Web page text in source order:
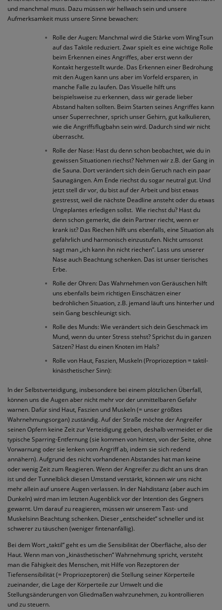
und manchmal muss. Dazu müssen wir hellwach sein und unsere
Aufmerksamkeit muss unsere Sinne bewachen:
Rolle der Augen: Manchmal wird die Stärke vom WingTsun
auf das Taktile reduziert. Zwar spielt es eine wichtige Rolle
beim Erkennen eines Angriffes, aber erst wenn der
Kontakt hergestellt wurde. Das Erkennen einer Bedrohung
mit den Augen kann uns aber im Vorfeld ersparen, in
manche Falle zu laufen. Das Visuelle hilft uns
beispielsweise zu erkennen, dass wir gerade lieber
Abstand halten sollten. Beim Starten seines Angriffes kann
unser Superrechner, sprich unser Gehirn, gut kalkulieren,
wie die Angriffsflugbahn sein wird. Dadurch sind wir nicht
überrascht.
Rolle der Nase: Hast du denn schon beobachtet, wie du in
gewissen Situationen riechst? Nehmen wir z.B. der Gang in
die Sauna. Dort verändert sich dein Geruch nach ein paar
Saunagängen. Am Ende riechst du sogar neutral gut. Und
jetzt stell dir vor, du bist auf der Arbeit und bist etwas
gestresst, weil die nächste Deadline ansteht oder du etwas
Ungeplantes erledigen sollst. Wie riechst du? Hast du
denn schon gemerkt, die dein Partner riecht, wenn er
krank ist? Das Riechen hilft uns ebenfalls, eine Situation als
gefährlich und harmonisch einzustufen. Nicht umsonst
sagt man „ich kann ihn nicht riechen“. Lass uns unserer
Nase auch Beachtung schenken. Das ist unser tierisches
Erbe.
Rolle der Ohren: Das Wahrnehmen von Geräuschen hilft
uns ebenfalls beim richtigen Einschätzen einer
bedrohlichen Situation, z.B. jemand läuft uns hinterher und
sein Gang beschleunigt sich.
Rolle des Munds: Wie verändert sich dein Geschmack im
Mund, wenn du unter Stress stehst? Sprichst du in ganzen
Sätzen? Hast du einen Knoten im Hals?
Rolle von Haut, Faszien, Muskeln (Propriozeption = taktil-
kinästhetischer Sinn):
In der Selbstverteidigung, insbesondere bei einem plötzlichen Überfall,
können uns die Augen aber nicht mehr vor der unmittelbaren Gefahr
warnen. Dafür sind Haut, Faszien und Muskeln (= unser größtes
Wahrnehmungsorgan) zuständig. Auf der Straße möchte der Angreifer
seinen Opfern keine Zeit zur Verteidigung geben, deshalb vermeidet er die
typische Sparring-Entfernung (sie kommen von hinten, von der Seite, ohne
Vorwarnung oder sie lenken vom Angriff ab, indem sie sich redend
annähern). Aufgrund des nicht vorhandenen Abstandes hat man keine
oder wenig Zeit zum Reagieren. Wenn der Angreifer zu dicht an uns dran
ist und der Tunnelblick diesen Umstand verstärkt, können wir uns nicht
mehr allein auf unsere Augen verlassen. In der Nahdistanz (aber auch im
Dunkeln) wird man im letzten Augenblick vor der Intention des Gegners
gewarnt. Um darauf zu reagieren, müssen wir unserem Tast- und
Muskelsinn Beachtung schenken. Dieser „entscheidet“ schneller und ist
schwerer zu täuschen (weniger fintenanfällig).
Bei dem Wort „taktil“ geht es um die Sensibilität der Oberfläche, also der
Haut. Wenn man von „kinästhetischen“ Wahrnehmung spricht, versteht
man die Fähigkeit des Menschen, mit Hilfe von Rezeptoren der
Tiefensensibilität (= Propriozeptoren) die Stellung seiner Körperteile
zueinander, die Lage der Körperteile zur Umwelt und die
Stellungsänderungen von Gliedmaßen wahrzunehmen, zu kontrollieren
und zu steuern.